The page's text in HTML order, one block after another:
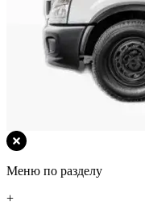
Меню по разделу
+